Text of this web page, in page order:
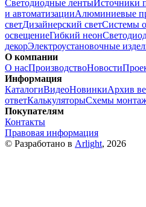
Светодиодные лентыИсточники
и автоматизацииАлюминиевые
светДизайнерский светСистемы
освещениеГибкий неон
декорЭлектроустановочные
О компании
О насПроизводствоНовости
Информация
КаталогиВидеоНовинкиАрхив
ответКалькуляторыСхемы
Покупателям
Контакты
Правовая информация
© Разработано в Arlight, 2026